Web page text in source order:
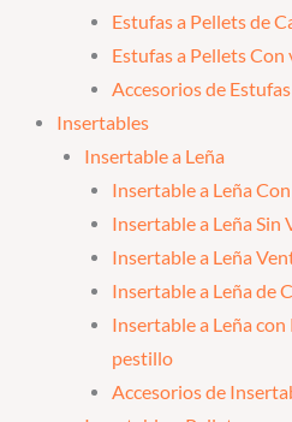
Estufas a Pellets de
Estufas a Pellets
Accesorios de
Insertables
Insertable a Leña
Insertable a Leña
Insertable a Leña Sin
Insertable a Leña
Insertable a Leña de
Insertable a Leña
pestillo
Accesorios de